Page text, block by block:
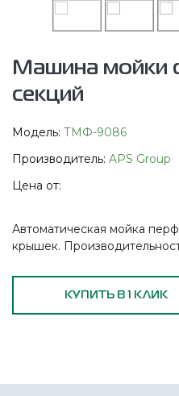
Машина мойки
секций
Модель: ТМФ-9086
Производитель: APS Group
Цена от:
Автоматическая мойка
крышек.
КУПИТЬ В 1 КЛИК